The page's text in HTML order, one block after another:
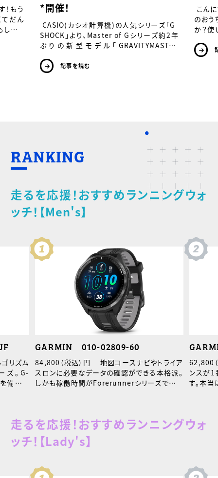
！もう
てだん
たり
*開催！
CASIO(カシオ計算機)の人気シリーズ「G-
SHOCK」より、Master of Gシリーズ約2年
ぶりの新型モデル「GRAVITYMASTER
特徴は、最適化同…
記事を読む
こん
のおう
か？使
った
う！ …
RANKING
走るを応援！おすすめランニングウォ
ッチ！【Men's】
リズム
ズ。G-
備えた
GARMIN 010-02809-60
84,800（税込）円 地図コースナビやトライア
スロンに必要なデータの確認ができる本格派。
しかも稼働時間がForerunnerシリーズで最も
62,800
ンスが1
す。本
走るを応援！おすすめランニングウォ
ッチ！【Lady's】